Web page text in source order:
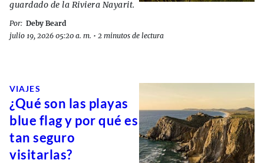
guardado de la Riviera Nayarit.
Por: Deby Beard
julio 19, 2026 05:20 a. m. • 2 minutos de lectura
VIAJES
¿Qué son las playas
blue flag y por qué es
tan seguro
visitarlas?